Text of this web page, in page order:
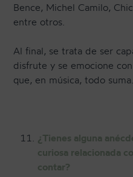
Bence, Michel Camilo,
entre otros.
Al final, se trata de ser
disfrute y se emocione
que, en música, todo suma.
¿Tienes alguna
curiosa relacionada
contar?